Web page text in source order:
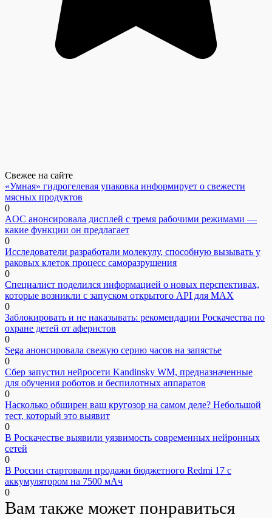
Свежее на сайте
«Умная» гидрогелевая упаковка информирует о свежести
мясных продуктов
0
AOC анонсировала дисплей с тремя рабочими режимами —
какие функции он предлагает
0
Исследователи разработали молекулу, способную вызывать у
раковых клеток процесс саморазрушения
0
Специалист поделился информацией о новых перспективах,
которые возникли с запуском открытого API для МАХ
0
Заблокировать и не наказывать: рекомендации Роскачества по
охране детей от аферистов
0
Sega анонсировала свежую серию часов на запястье
0
Сбер запустил нейросети Kandinsky WM, предназначенные
для обучения роботов и беспилотных аппаратов
0
Насколько обширен ваш кругозор на самом деле? Небольшой
тест, который это выявит
0
В Роскачестве выявили уязвимость современных нейронных
сетей
0
В России стартовали продажи бюджетного Redmi 17 с
аккумулятором на 7500 мАч
0
Вам также может понравиться